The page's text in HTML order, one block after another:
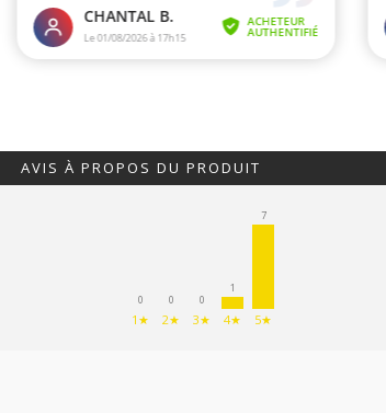
AVIS À PROPOS DU PRODUIT
0
1★
0
2★
0
3★
1
4★
7
5★